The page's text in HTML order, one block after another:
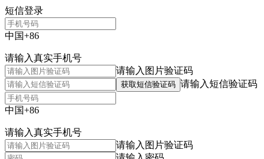
短信登录
中国+86
请输入真实手机号
请输入图片验证码
获取短信验证码 请输入短信验证码
中国+86
请输入真实手机号
请输入图片验证码